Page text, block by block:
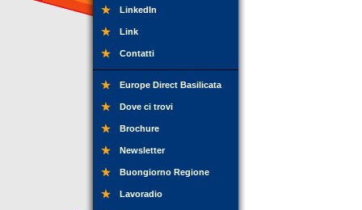
LinkedIn
Link
Contatti
Europe Direct Basilicata
Dove ci trovi
Brochure
Newsletter
Buongiorno Regione
Lavoradio